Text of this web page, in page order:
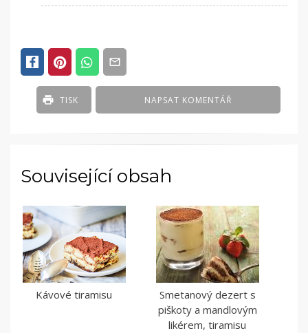
NAPSAT KOMENTÁŘ
TISK
Související obsah
Kávové tiramisu
Smetanový dezert s
piškoty a mandlovým
likérem, tiramisu